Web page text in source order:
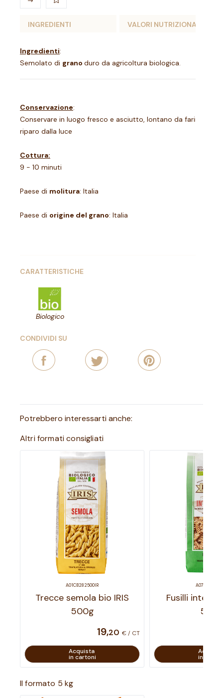
INGREDIENTI VALORI NUTRIZIONALI
Ingredienti:
Semolato di grano duro da agricoltura biologica.
Conservazione:
Conservare in luogo fresco e asciutto, lontano da farine, riso
riparo dalla luce
Cottura:
9 - 10 minuti
Paese di molitura: Italia
Paese di origine del grano: Italia
CARATTERISTICHE
Biologico
CONDIVIDI SU
Potrebbero interessarti anche:
Altri formati consigliati
A01CB282500IR
Trecce semola bio IRIS
500g
19,20 € / CT
Acquista
in cartoni
Fusilli
500g
in
Il formato 5 kg